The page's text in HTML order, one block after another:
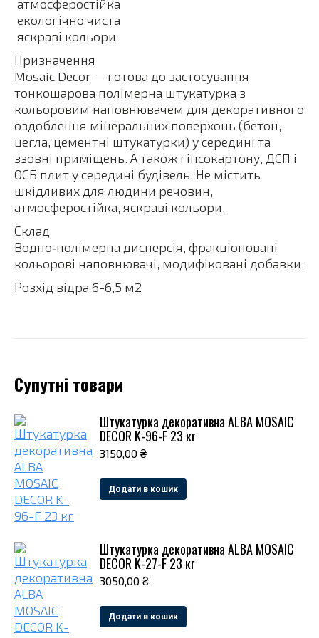
 атмосферостійка
 екологічно чиста
 яскраві кольори
Призначення
Mosaic Decor — готова до застосування
тонкошарова полімерна штукатурка з
кольоровим наповнювачем для декоративного
оздоблення мінеральних поверхонь (бетон,
цегла, цементні штукатурки) у середині та
ззовні приміщень. А також гіпсокартону, ДСП і
ОСБ плит у середині будівель. Не містить
шкідливих для людини речовин,
атмосферостійка, яскраві кольори.
Склад
Водно‑полімерна дисперсія, фракціоновані
кольорові наповнювачі, модифіковані добавки.
Розхід відра 6-6,5 м2
Супутні товари
Штукатурка декоративна ALBA MOSAIC
DECOR K-96-F 23 кг
3150,00 ₴
Додати в кошик
Штукатурка декоративна ALBA MOSAIC
DECOR K-27-F 23 кг
3050,00 ₴
Додати в кошик